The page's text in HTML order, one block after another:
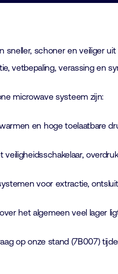
sneller, schoner en veiliger
vetbepaling, verassing en
microwave systeem zijn:
en hoge toelaatbare
veiligheidsschakelaar,
voor extractie,
het algemeen veel lager
op onze stand (7B007)